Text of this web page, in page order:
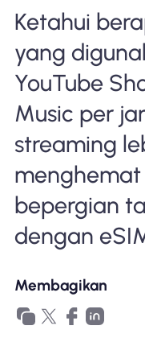
Ketahui
yang
YouTube
Music per
streaming
bepergian
dengan
Membagikan